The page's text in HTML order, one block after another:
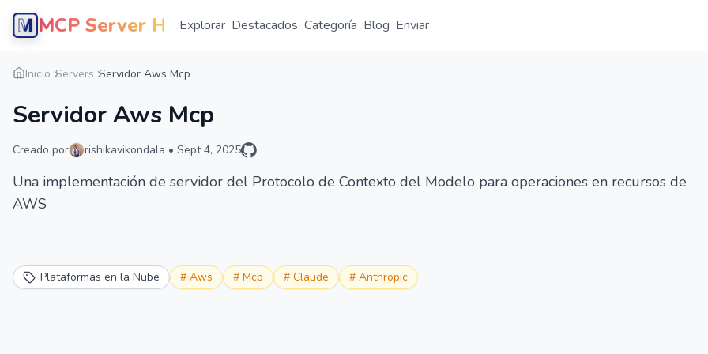
MCP Server HubExplorar Destacados Categoría Blog Enviar
Inicio Servers Servidor Aws Mcp
Servidor Aws Mcp
Creado por rishikavikondala • Sept 4, 2025
Una implementación de servidor del Protocolo de Contexto del Modelo para operaciones en recursos de
AWS
Plataformas en la Nube # Aws # Mcp # Claude # Anthropic